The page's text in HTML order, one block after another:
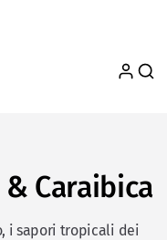
Caraibica
i sapori tropicali dei